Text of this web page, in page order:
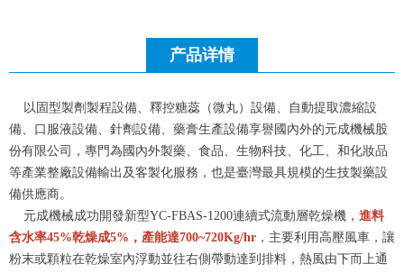
产品详情
以固型製劑製程設備、釋控糖蕊（微丸）設備、自動提取濃縮設
備、口服液設備、針劑設備、藥膏生產設備享譽國內外的元成機械股
份有限公司，專門為國內外製藥、食品、生物科技、化工、和化妝品
等產業整廠設備輸出及客製化服務，也是臺灣最具規模的生技製藥設
備供應商。
元成機械成功開發新型YC-FBAS-1200連續式流動層乾燥機， 進料
含水率45%乾燥成5%，產能達700~720Kg/hr ，主要利用高壓風車，讓
粉末或顆粒在乾燥室內浮動並往右側帶動達到排料，熱風由下而上通